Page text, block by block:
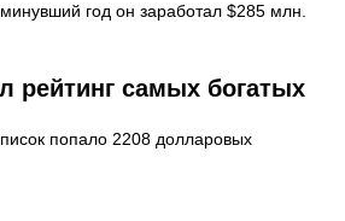
год он заработал $285 млн.
рейтинг самых богатых
попало 2208 долларовых